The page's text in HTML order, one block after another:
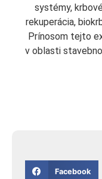
systémy,
rekuperácia,
Prínosom tejto
v oblasti
Facebook